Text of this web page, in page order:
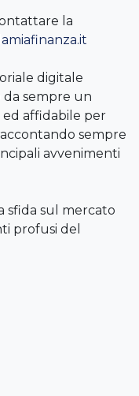
la
digitale
da sempre un
affidabile per
sempre
avvenimenti
sfida sul mercato
profusi del